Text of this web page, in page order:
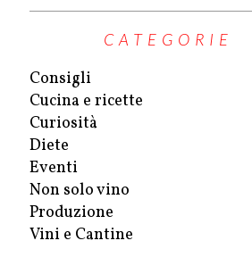
CATEGORIE
Consigli
Cucina e ricette
Curiosità
Diete
Eventi
Non solo vino
Produzione
Vini e Cantine